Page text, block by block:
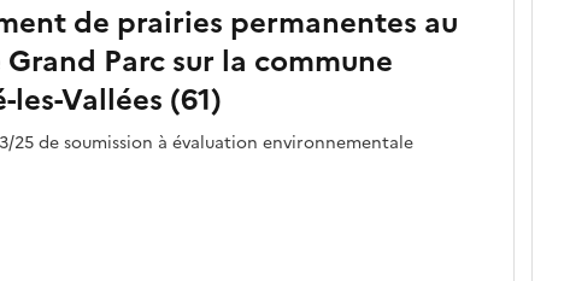
de prairies permanentes au
Parc sur la commune
les-Vallées (61)
25 de soumission à évaluation environnementale